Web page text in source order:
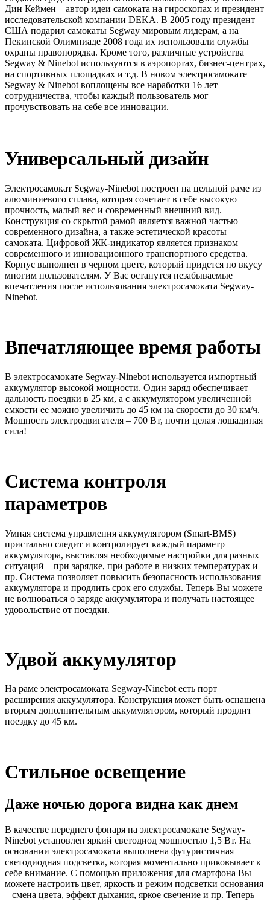
Дин Кеймен – автор идеи самоката на гироскопах и президент
исследовательской компании DEKA. В 2005 году президент
США подарил самокаты Segway мировым лидерам, а на
Пекинской Олимпиаде 2008 года их использовали службы
охраны правопорядка. Кроме того, различные устройства
Segway & Ninebot используются в аэропортах, бизнес-центрах,
на спортивных площадках и т.д. В новом электросамокате
Segway & Ninebot воплощены все наработки 16 лет
сотрудничества, чтобы каждый пользователь мог
прочувствовать на себе все инновации.
Универсальный дизайн
Электросамокат Segway-Ninebot построен на цельной раме из
алюминиевого сплава, которая сочетает в себе высокую
прочность, малый вес и современный внешний вид.
Конструкция со скрытой рамой является важной частью
современного дизайна, а также эстетической красоты
самоката. Цифровой ЖК-индикатор является признаком
современного и инновационного транспортного средства.
Корпус выполнен в черном цвете, который придется по вкусу
многим пользователям. У Вас останутся незабываемые
впечатления после использования электросамоката Segway-
Ninebot.
Впечатляющее время работы
В электросамокате Segway-Ninebot используется импортный
аккумулятор высокой мощности. Один заряд обеспечивает
дальность поездки в 25 км, а с аккумулятором увеличенной
емкости ее можно увеличить до 45 км на скорости до 30 км/ч.
Мощность электродвигателя – 700 Вт, почти целая лошадиная
сила!
Система контроля
параметров
Умная система управления аккумулятором (Smart-BMS)
пристально следит и контролирует каждый параметр
аккумулятора, выставляя необходимые настройки для разных
ситуаций – при зарядке, при работе в низких температурах и
пр. Система позволяет повысить безопасность использования
аккумулятора и продлить срок его службы. Теперь Вы можете
не волноваться о заряде аккумулятора и получать настоящее
удовольствие от поездки.
Удвой аккумулятор
На раме электросамоката Segway-Ninebot есть порт
расширения аккумулятора. Конструкция может быть оснащена
вторым дополнительным аккумулятором, который продлит
поездку до 45 км.
Стильное освещение
Даже ночью дорога видна как днем
В качестве переднего фонаря на электросамокате Segway-
Ninebot установлен яркий светодиод мощностью 1,5 Вт. На
основании электросамоката выполнена футуристичная
светодиодная подсветка, которая моментально приковывает к
себе внимание. С помощью приложения для смартфона Вы
можете настроить цвет, яркость и режим подсветки основания
– смена цвета, эффект дыхания, яркое свечение и пр. Теперь